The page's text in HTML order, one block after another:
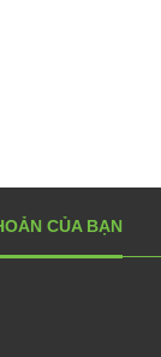
CỦA BẠN